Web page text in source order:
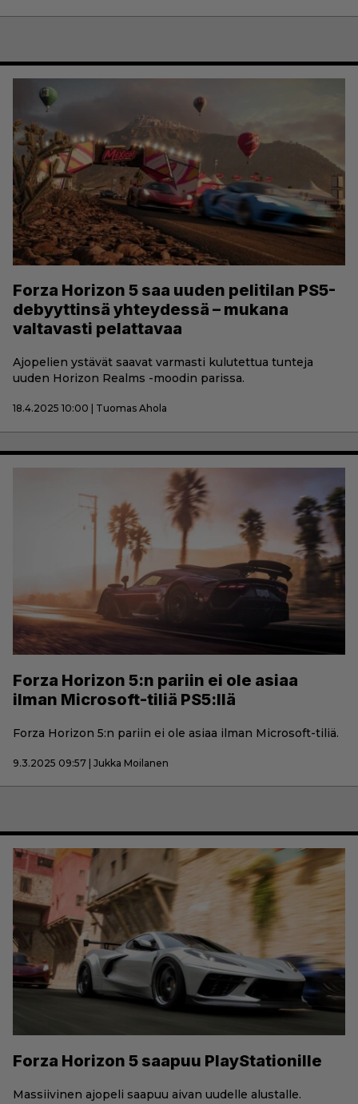
Forza Horizon 5 saa uuden pelitilan PS5-
debyyttinsä yhteydessä – mukana
valtavasti pelattavaa
Ajopelien ystävät saavat varmasti kulutettua tunteja
uuden Horizon Realms -moodin parissa.
18.4.2025 10:00 | Tuomas Ahola
Forza Horizon 5:n pariin ei ole asiaa
ilman Microsoft-tiliä PS5:llä
Forza Horizon 5:n pariin ei ole asiaa ilman Microsoft-tiliä.
9.3.2025 09:57 | Jukka Moilanen
Forza Horizon 5 saapuu PlayStationille
Massiivinen ajopeli saapuu aivan uudelle alustalle.